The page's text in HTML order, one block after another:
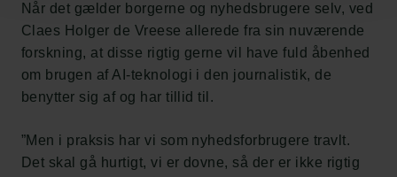
Når det gælder borgerne og nyhedsbrugere selv, ved
Claes Holger de Vreese allerede fra sin nuværende
forskning, at disse rigtig gerne vil have fuld åbenhed
om brugen af AI-teknologi i den journalistik, de
benytter sig af og har tillid til.
”Men i praksis har vi som nyhedsforbrugere travlt.
Det skal gå hurtigt, vi er dovne, så der er ikke rigtig